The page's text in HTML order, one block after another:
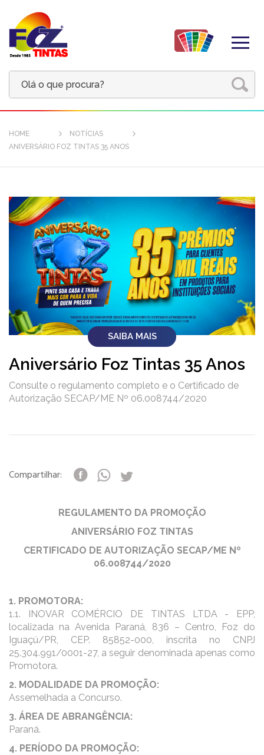
HOME
NOTÍCIAS
ANIVERSÁRIO FOZ TINTAS 35 ANOS
SAIBA MAIS
Aniversário Foz Tintas 35 Anos
Consulte o regulamento completo e o Certificado de
Autorização SECAP/ME Nº 06.008744/2020
Compartilhar:
REGULAMENTO DA PROMOÇÃO
ANIVERSÁRIO FOZ TINTAS
CERTIFICADO DE AUTORIZAÇÃO SECAP/ME Nº
06.008744/2020
1. PROMOTORA:
1.1. INOVAR COMÉRCIO DE TINTAS LTDA - EPP,
localizada na Avenida Paraná, 836 – Centro, Foz do
Iguaçú/PR, CEP. 85852-000, inscrita no CNPJ
25.304.991/0001-27, a seguir denominada apenas como
Promotora.
2. MODALIDADE DA PROMOÇÃO:
Assemelhada a Concurso.
3. ÁREA DE ABRANGÊNCIA:
Paraná.
4. PERÍODO DA PROMOÇÃO: